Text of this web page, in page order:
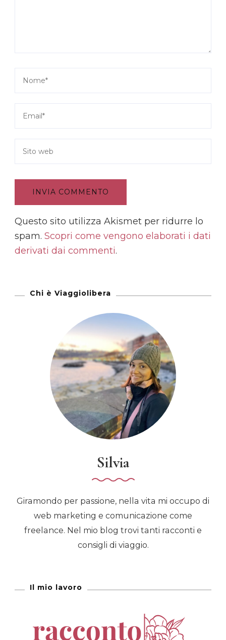
Questo sito utilizza Akismet per ridurre lo
spam. Scopri come vengono elaborati i dati
derivati dai commenti.
Chi è Viaggiolibera
Silvia
Giramondo per passione, nella vita mi occupo di
web marketing e comunicazione come
freelance. Nel mio blog trovi tanti racconti e
consigli di viaggio.
Il mio lavoro